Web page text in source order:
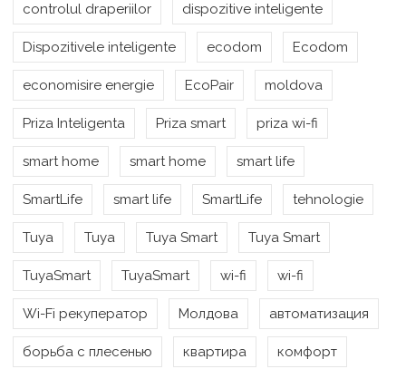
controlul draperiilor dispozitive inteligente
Dispozitivele inteligente ecodom Ecodom
economisire energie EcoPair moldova
Priza Inteligenta Priza smart priza wi-fi
smart home smart home smart life
SmartLife smart life SmartLife tehnologie
Tuya Tuya Tuya Smart Tuya Smart
TuyaSmart TuyaSmart wi-fi wi-fi
Wi-Fi рекуператор Молдова автоматизация
борьба с плесенью квартира комфорт